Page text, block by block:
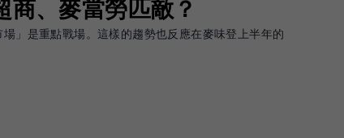
、麥當勞匹敵？
」是重點戰場。這樣的趨勢也反應在麥味登上半年的